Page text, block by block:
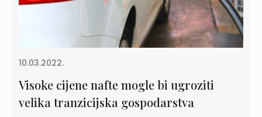
10.03.2022.
Visoke cijene nafte mogle bi ugroziti
velika tranzicijska gospodarstva